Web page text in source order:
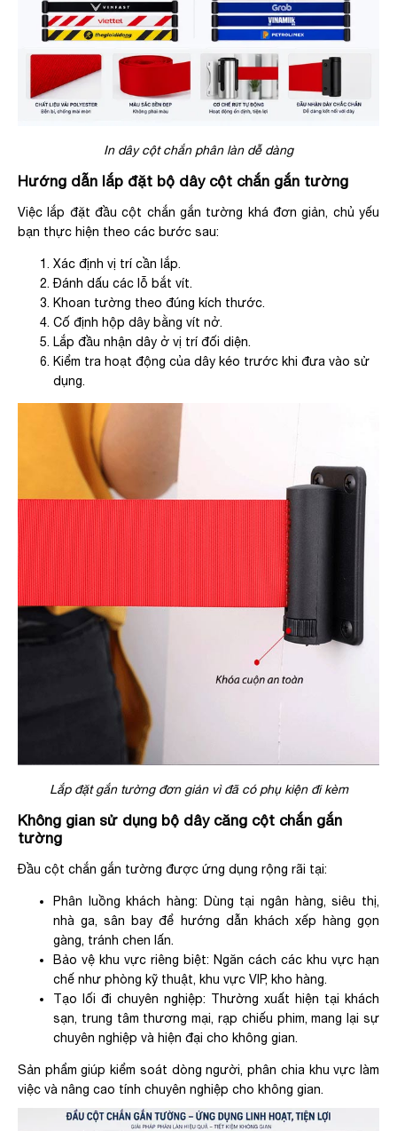
In dây cột chắn phân làn dễ dàng
Hướng dẫn lắp đặt bộ dây cột chắn gắn tường
Việc lắp đặt đầu cột chắn gắn tường khá đơn giản, chủ yếu
bạn thực hiện theo các bước sau:
Xác định vị trí cần lắp.
Đánh dấu các lỗ bắt vít.
Khoan tường theo đúng kích thước.
Cố định hộp dây bằng vít nở.
Lắp đầu nhận dây ở vị trí đối diện.
Kiểm tra hoạt động của dây kéo trước khi đưa vào sử
dụng.
Lắp đặt gắn tường đơn giản vì đã có phụ kiện đi kèm
Không gian sử dụng bộ dây căng cột chắn gắn
tường
Đầu cột chắn gắn tường được ứng dụng rộng rãi tại:
Phân luồng khách hàng: Dùng tại ngân hàng, siêu thị,
nhà ga, sân bay để hướng dẫn khách xếp hàng gọn
gàng, tránh chen lấn.
Bảo vệ khu vực riêng biệt: Ngăn cách các khu vực hạn
chế như phòng kỹ thuật, khu vực VIP, kho hàng.
Tạo lối đi chuyên nghiệp: Thường xuất hiện tại khách
sạn, trung tâm thương mại, rạp chiếu phim, mang lại sự
chuyên nghiệp và hiện đại cho không gian.
Sản phẩm giúp kiểm soát dòng người, phân chia khu vực làm
việc và nâng cao tính chuyên nghiệp cho không gian.